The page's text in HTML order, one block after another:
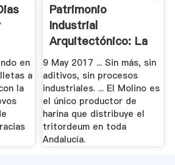
en
a
la
Patrimonio
Industrial
Arquitectónico: La
Harinera El.
9 May 2017 ... Sin más, sin
aditivos, sin procesos
industriales. ... El Molino es
el único productor de
harina que distribuye el
tritordeum en toda
Andalucía.